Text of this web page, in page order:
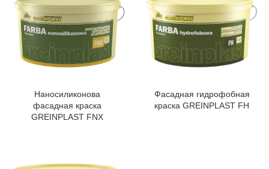
Наносиликонова
фасадная краска
GREINPLAST FNX
Фасадная гидрофобная
краска GREINPLAST FH